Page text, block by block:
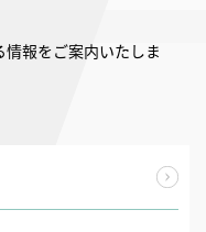
報をご案内いたしま